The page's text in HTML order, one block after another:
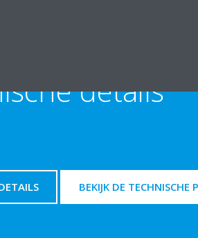
details
BEKIJK DE TECHNISCHE